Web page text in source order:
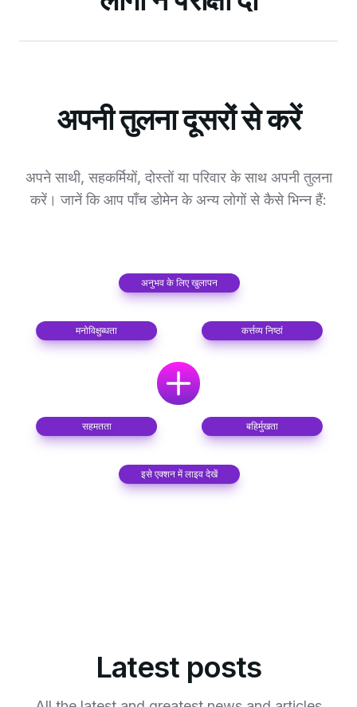
अपनी तुलना दूसरों से करें
अपने साथी, सहकर्मियों, दोस्तों या परिवार के साथ अपनी तुलना
करें। जानें कि आप पाँच डोमेन के अन्य लोगों से कैसे भिन्न हैं:
अनुभव के लिए खुलापन
कर्त्तव्य निष्ठां
बहिर्मुखता
इसे एक्शन में लाइव देखें
सहमतता
मनोविक्षुब्धता
Latest posts